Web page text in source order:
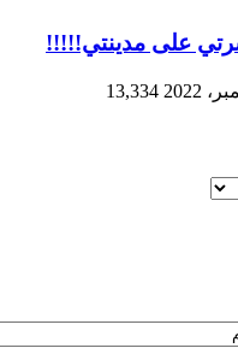
على مدينتي!!!!!
13,334